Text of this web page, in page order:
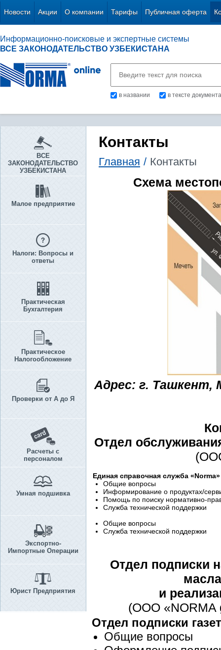
Новости Акции О компании Тарифы Публичная оферта
Информационно-поисковые и экспертные системы
ВСЕ ЗАКОНОДАТЕЛЬСТВО УЗБЕКИСТАНА
в названии в тексте документа
ВСЕ
ЗАКОНОДАТЕЛЬСТВО
УЗБЕКИСТАНА
Малое предприятие
Налоги: Вопросы и
ответы
Практическая
Бухгалтерия
Практическое
Налогообложение
Проверки от А до Я
Расчеты с
персоналом
Умная подшивка
Экспортно-
Импортные Операции
Юрист Предприятия
Контакты
Главная / Контакты
Схема
Адрес: г. Ташкент,
Отдел
Единая справочная служба «Norma»
Общие вопросы
Информирование о продуктах/
Помощь по поиску нормативно-
Служба технической поддержки
Общие вопросы
Служба технической поддержки
Отдел подписки
и
(ООО «NORMA
Отдел подписки газет
Общие вопросы